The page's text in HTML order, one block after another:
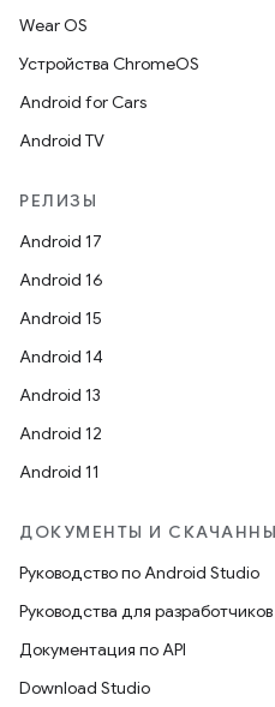
Wear OS
Устройства ChromeOS
Android for Cars
Android TV
РЕЛИЗЫ
Android 17
Android 16
Android 15
Android 14
Android 13
Android 12
Android 11
ДОКУМЕНТЫ И
Руководство по Android Studio
Руководства для разработчиков
Документация по API
Download Studio